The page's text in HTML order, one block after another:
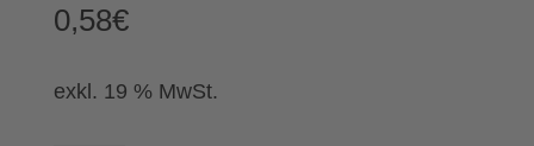
0,58€
exkl. 19 % MwSt.